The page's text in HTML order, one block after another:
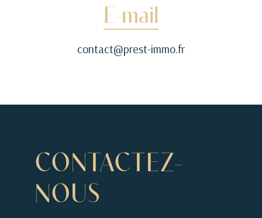
E-mail
contact@prest-immo.fr
CONTACTEZ-
NOUS